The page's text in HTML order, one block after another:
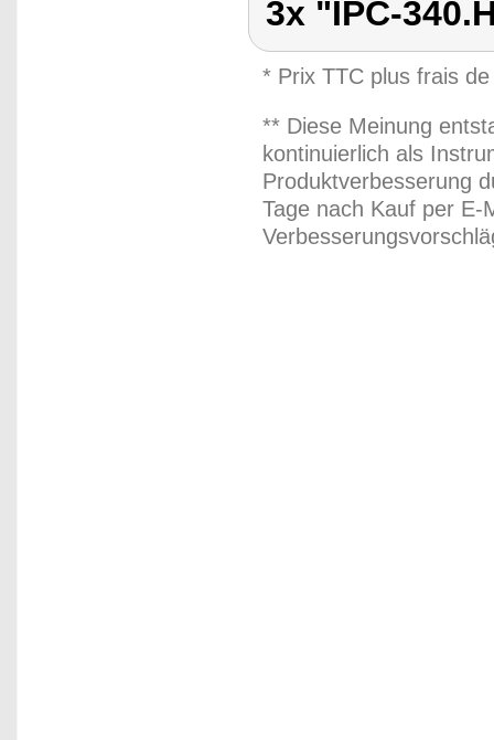
3x "IPC-
* Prix TTC plus frais
** Diese Meinung
kontinuierlich als
Produktverbesserung
Tage nach Kauf per E-